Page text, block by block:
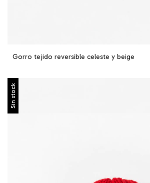
Gorro tejido reversible celeste y beige
Sin stock